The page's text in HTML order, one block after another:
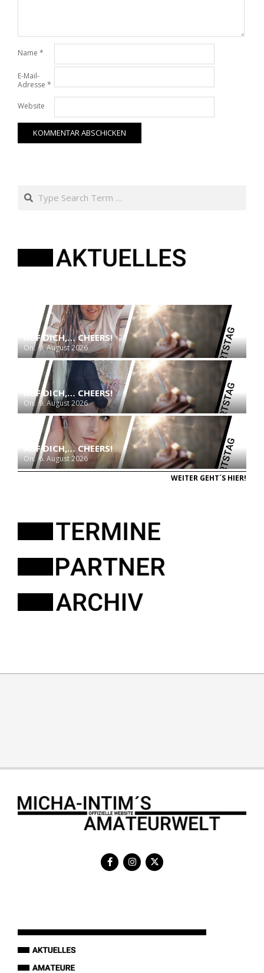
Name *
E-Mail-
Adresse *
Website
Search
AUF DICH,… CHEERS!
On: 9. August 2026
AUF DICH,… CHEERS!
On: 9. August 2026
AUF DICH,… CHEERS!
On: 6. August 2026
WEITER GEHT´S HIER!